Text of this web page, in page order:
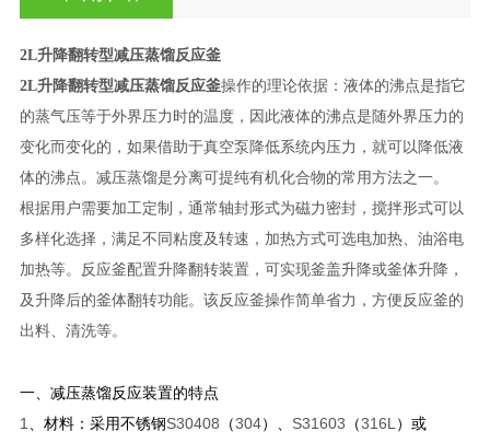
2L升降翻转型减压蒸馏反应釜
2L升降翻转型减压蒸馏反应釜操作的理论依据：液体的沸点是指它
的蒸气压等于外界压力时的温度，因此液体的沸点是随外界压力的
变化而变化的，如果借助于真空泵降低系统内压力，就可以降低液
体的沸点。减压蒸馏是分离可提纯有机化合物的常用方法之一。
根据用户需要加工定制，通常轴封形式为磁力密封，搅拌形式可以
多样化选择，满足不同粘度及转速，加热方式可选电加热、油浴电
加热等。反应釜配置升降翻转装置，可实现釜盖升降或釜体升降，
及升降后的釜体翻转功能。该反应釜操作简单省力，方便反应釜的
出料、清洗等。
一、减压蒸馏反应装置的特点
1
、材料：采用不锈钢S30408 （304）、 S31603 （316L ）或